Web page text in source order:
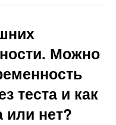
Можно
теста и как
или нет?